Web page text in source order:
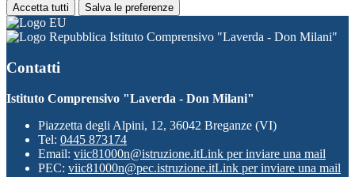
Accetta tutti Salva le preferenze
Istituto Comprensivo "Laverda - Don Milani"
Contatti
Istituto Comprensivo "Laverda - Don Milani"
Piazzetta degli Alpini, 12, 36042 Breganze (VI)
Tel: 0445 873174
Email: viic81000n@istruzione.itLink per inviare una mail
PEC: viic81000n@pec.istruzione.itLink per inviare una mail